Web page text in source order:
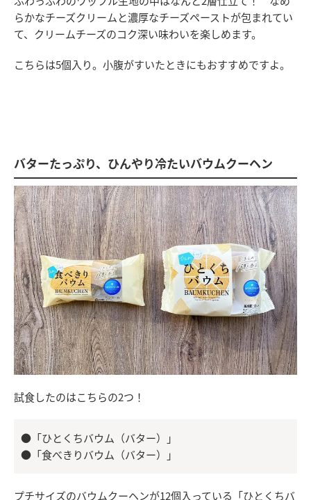
らかなチーズクリームと濃厚なチーズペーストが包まれてい
て、クリームチーズのコク深い味わいを楽しめます。
こちらは5個入り。小腹がすいたときにもおすすめですよ。
バターたっぷり、ひんやり冷たいバウムクーヘン
試食したのはこちらの2つ！
●「ひとくちバウム（バター）」
●「食べきりバウム（バター）」
プチサイズのバウムクーヘンが12個入っている「ひとくちバ